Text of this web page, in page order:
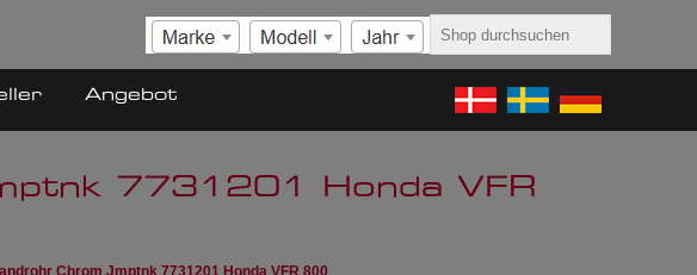
Angebot
7731201 Honda VFR
Chrom Jmptnk 7731201 Honda VFR 800